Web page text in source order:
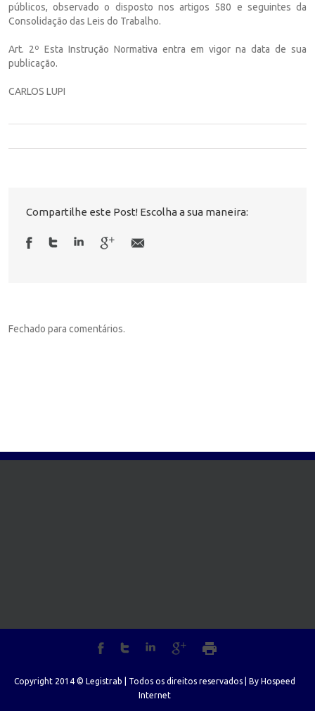
públicos, observado o disposto nos artigos 580 e seguintes da
Consolidação das Leis do Trabalho.
Art. 2º Esta Instrução Normativa entra em vigor na data de sua
publicação.
CARLOS LUPI
Compartilhe este Post! Escolha a sua maneira:
Fechado para comentários.
Copyright 2014 © Legistrab | Todos os direitos reservados | By Hospeed
Internet